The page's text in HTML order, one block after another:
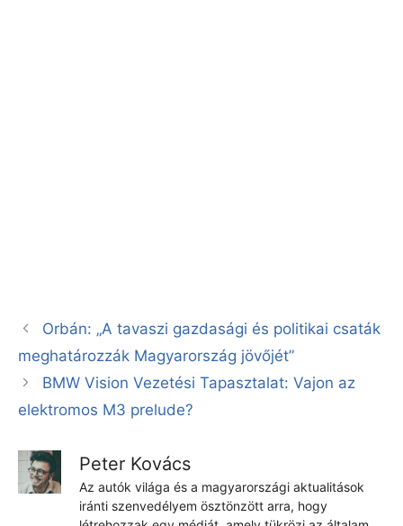
Orbán: „A tavaszi gazdasági és politikai csaták
meghatározzák Magyarország jövőjét”
BMW Vision Vezetési Tapasztalat: Vajon az
elektromos M3 prelude?
Peter Kovács
Az autók világa és a magyarországi aktualitások
iránti szenvedélyem ösztönzött arra, hogy